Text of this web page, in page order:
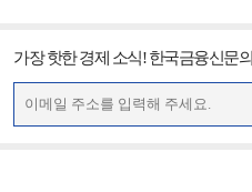
가장 핫한 경제 소식! 한국금융신문의